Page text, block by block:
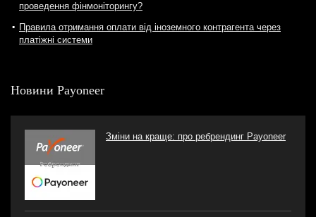
проведення фінмоніторингу?
Правила отримання оплати від іноземного контрагента через
платіжні системи
Новини Payoneer
Зміни на краще: про ребрендинг Payoneer